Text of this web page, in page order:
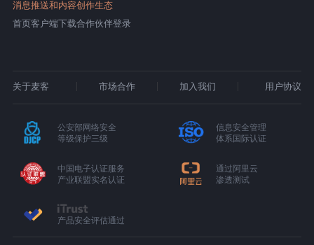
消息推送和内容创作生态
首页客户端下载合作伙伴登录
关于麦客 市场合作 加入我们 用户协议
公安部网络安全
等级保护三级
信息安全管理
体系国际认证
中国电子认证服务
产业联盟实名认证
通过阿里云
渗透测试
产品安全评估通过